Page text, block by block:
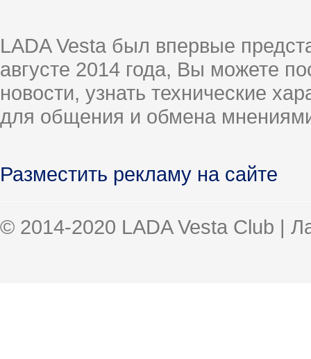
LADA Vesta был впервые
августе 2014 года, Вы можете
новости, узнать технические
для общения и обмена
Разместить рекламу на сайте
© 2014-2020 LADA Vesta Club |